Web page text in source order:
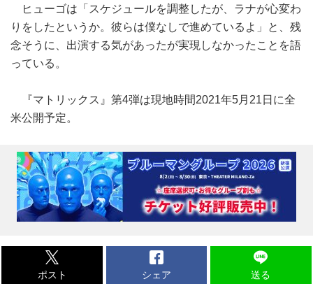
ヒューゴは「スケジュールを調整したが、ラナが心変わ
りをしたというか。彼らは僕なしで進めているよ」と、残
念そうに、出演する気があったが実現しなかったことを語
っている。
『マトリックス』第4弾は現地時間2021年5月21日に全
米公開予定。
ポスト シェア 送る